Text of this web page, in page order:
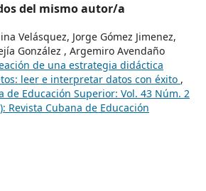
del mismo autor/a
Velásquez, Jorge Gómez Jimenez,
González , Argemiro Avendaño
de una estrategia didáctica
leer e interpretar datos con éxito ,
de Educación Superior: Vol. 43 Núm. 2
Revista Cubana de Educación